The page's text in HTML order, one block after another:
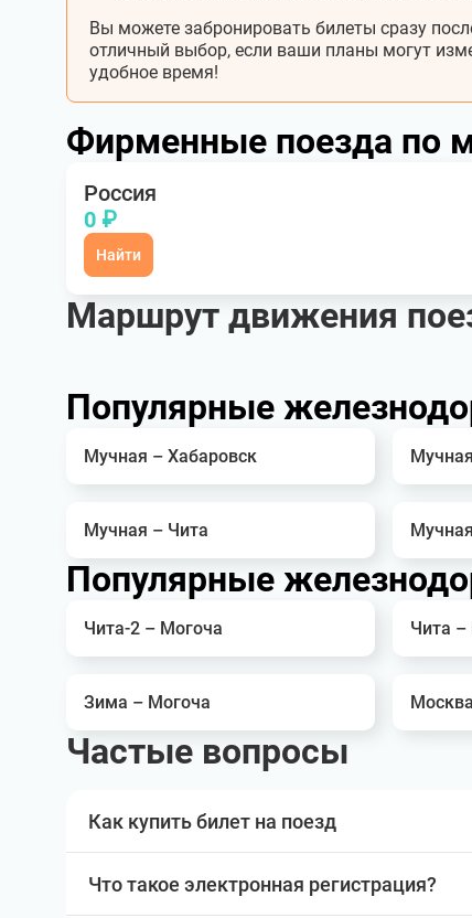
Вы можете забронировать билеты сразу
отличный выбор, если ваши планы могут
удобное время!
Фирменные поезда по
Россия
0 ₽
Найти
Маршрут движения
Популярные
Мучная – Хабаровск
Мучная – Чита
Популярные
Чита-2 – Могоча Чита –
Зима – Могоча
Частые вопросы
Как купить билет на поезд
Что такое электронная регистрация?